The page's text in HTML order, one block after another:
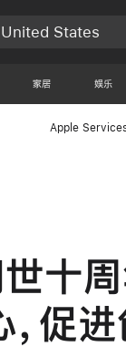
United States
家居 娱乐
Apple
十周
促